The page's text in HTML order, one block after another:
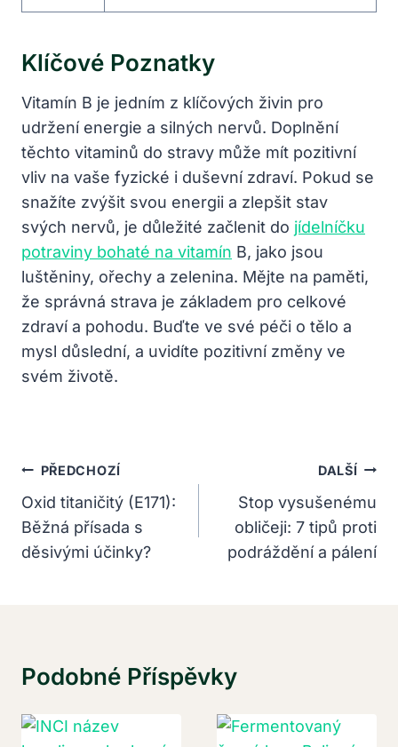
Klíčové Poznatky
Vitamín B je jedním z klíčových živin pro
udržení energie a silných nervů. Doplnění
těchto vitaminů do stravy může mít pozitivní
vliv na vaše fyzické i duševní zdraví. Pokud se
snažíte zvýšit svou energii a zlepšit stav
svých nervů, je důležité začlenit do jídelníčku
potraviny bohaté na vitamín B, jako jsou
luštěniny, ořechy a zelenina. Mějte na paměti,
že správná strava je základem pro celkové
zdraví a pohodu. Buďte ve své péči o tělo a
mysl důslední, a uvidíte pozitivní změny ve
svém životě.
Navigace
Pro
Příspěvek
PŘEDCHOZÍ
Oxid titaničitý (E171):
Běžná přísada s
děsivými účinky?
DALŠÍ
Stop vysušenému
obličeji: 7 tipů proti
podráždění a pálení
Podobné Příspěvky